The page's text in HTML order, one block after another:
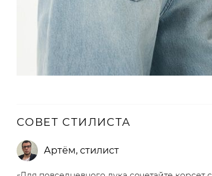
СОВЕТ СТИЛИСТА
Артём, стилист